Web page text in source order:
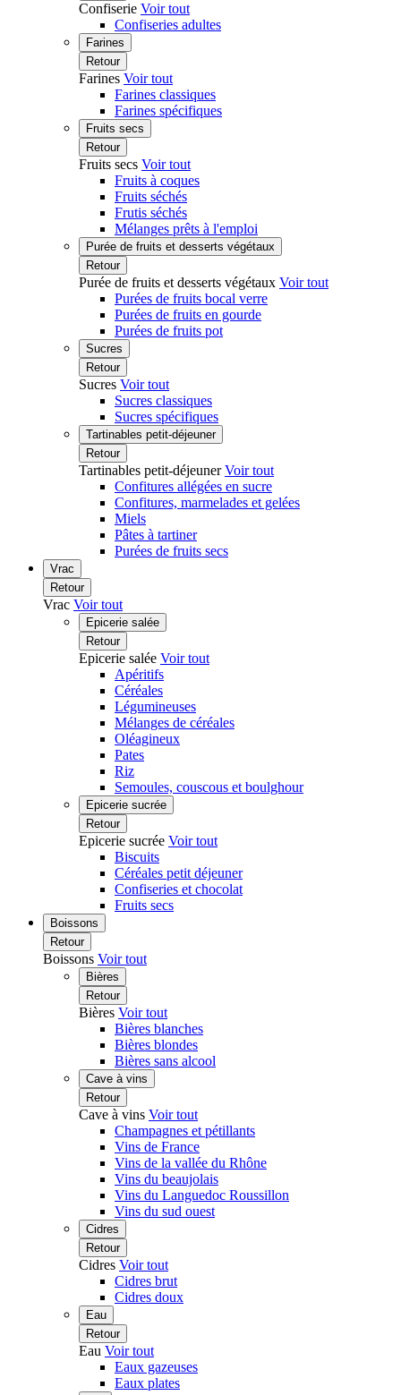
Confiserie Voir tout
Confiseries adultes
Farines
Retour
Farines Voir tout
Farines classiques
Farines spécifiques
Fruits secs
Retour
Fruits secs Voir tout
Fruits à coques
Fruits séchés
Frutis séchés
Mélanges prêts à l'emploi
Purée de fruits et desserts végétaux
Retour
Purée de fruits et desserts végétaux Voir tout
Purées de fruits bocal verre
Purées de fruits en gourde
Purées de fruits pot
Sucres
Retour
Sucres Voir tout
Sucres classiques
Sucres spécifiques
Tartinables petit-déjeuner
Retour
Tartinables petit-déjeunerVoir tout
Confitures allégées en sucre
Confitures, marmelades et gelées
Miels
Pâtes à tartiner
Purées de fruits secs
Vrac
Retour
Vrac Voir tout
Epicerie salée
Retour
Epicerie salée Voir tout
Apéritifs
Céréales
Légumineuses
Mélanges de céréales
Oléagineux
Pates
Riz
Semoules, couscous et boulghour
Epicerie sucrée
Retour
Epicerie sucrée Voir tout
Biscuits
Céréales petit déjeuner
Confiseries et chocolat
Fruits secs
Boissons
Retour
Boissons Voir tout
Bières
Retour
Bières Voir tout
Bières blanches
Bières blondes
Bières sans alcool
Cave à vins
Retour
Cave à vins Voir tout
Champagnes et pétillants
Vins de France
Vins de la vallée du Rhône
Vins du beaujolais
Vins du Languedoc Roussillon
Vins du sud ouest
Cidres
Retour
Cidres Voir tout
Cidres brut
Cidres doux
Eau
Retour
Eau Voir tout
Eaux gazeuses
Eaux plates